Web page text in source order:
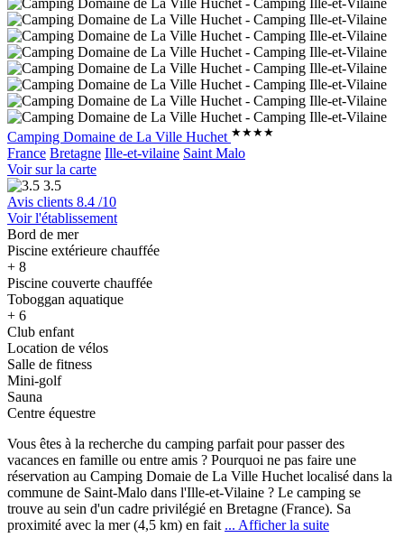
Camping Domaine de La Ville Huchet ★★★★
France Bretagne Ille-et-vilaine Saint Malo
Voir sur la carte
3.5
Avis clients 8.4 /10
Voir l'établissement
Bord de mer
Piscine extérieure chauffée
+ 8
Piscine couverte chauffée
Toboggan aquatique
+ 6
Club enfant
Location de vélos
Salle de fitness
Mini-golf
Sauna
Centre équestre
Vous êtes à la recherche du camping parfait pour passer des
vacances en famille ou entre amis ? Pourquoi ne pas faire une
réservation au Camping Domaie de La Ville Huchet localisé dans la
commune de Saint-Malo dans l'Ille-et-Vilaine ? Le camping se
trouve au sein d'un cadre privilégié en Bretagne (France). Sa
proximité avec la mer (4,5 km) en fait ... Afficher la suite